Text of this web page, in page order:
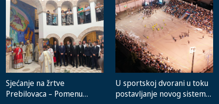
koji je Trebinje nosio u srcu
pijace
Sjećanje na žrtve
Prebilovaca – Pomenu
U sportskoj dvorani u toku
postavljanje novog sistema